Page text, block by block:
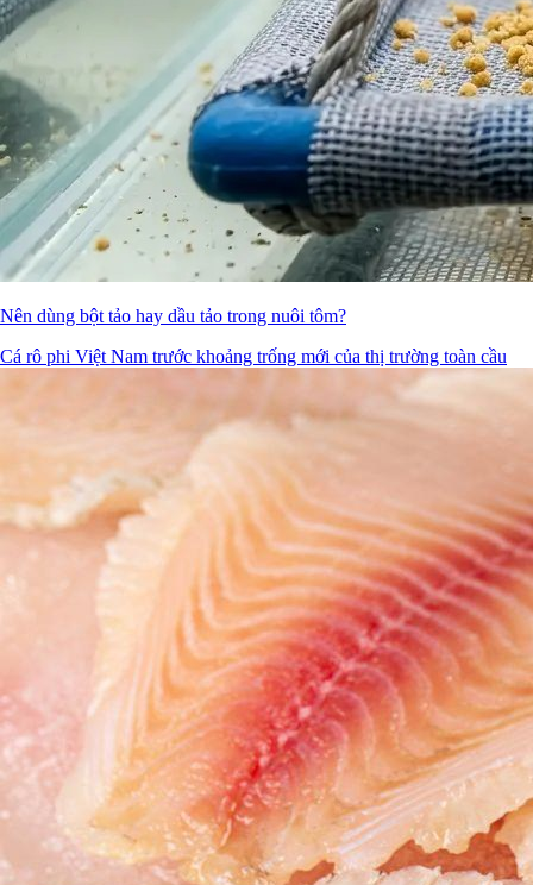
Nên dùng bột tảo hay dầu tảo trong nuôi tôm?
Cá rô phi Việt Nam trước khoảng trống mới của thị trường toàn cầu